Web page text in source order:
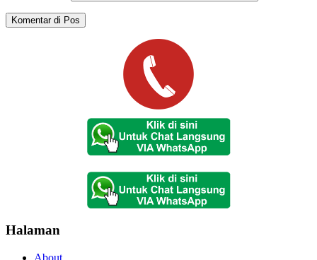
Halaman
About